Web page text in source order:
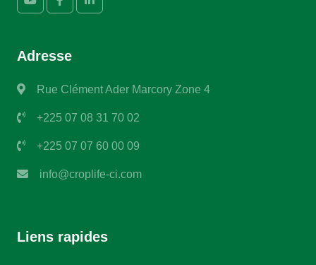
Adresse
Rue Clément Ader Marcory Zone 4
+225 07 08 31 70 02
+225 07 07 60 00 09
info@croplife-ci.com
Liens rapides